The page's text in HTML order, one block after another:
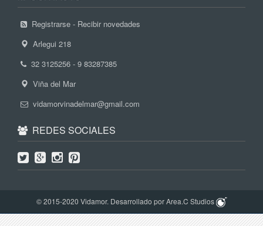
Registrarse - Recibir novedades
Arlegui 218
32 3125256 - 9 83287385
Viña del Mar
vidamorvinadelmar@gmail.com
REDES SOCIALES
© 2015-2020 Vidamor. Desarrollado por Area.C Studios